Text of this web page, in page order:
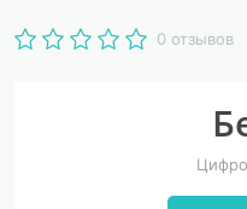
0 отзывов